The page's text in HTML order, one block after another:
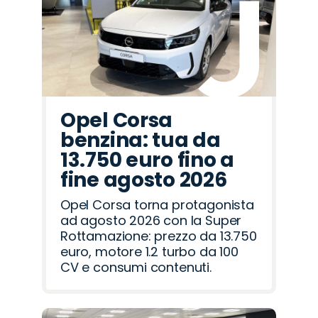
Rover
Romeo
Opel Corsa
benzina: tua da
13.750 euro fino a
fine agosto 2026
Opel Corsa torna protagonista
ad agosto 2026 con la Super
Rottamazione: prezzo da 13.750
euro, motore 1.2 turbo da 100
CV e consumi contenuti.